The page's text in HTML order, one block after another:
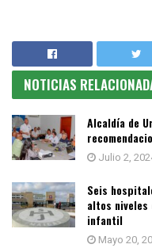
NOTICIAS
Alcaldía de
Julio 2,
Seis
altos
infantil
Mayo 20,